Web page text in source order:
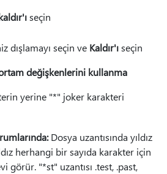
seçin
dışlamayı seçin ve Kaldır'ıseçin
değişkenlerini kullanma
yerine "*" joker karakteri
Dosya uzantısında yıldız
herhangi bir sayıda karakter için
görür. "*st" uzantısı .test, .past,